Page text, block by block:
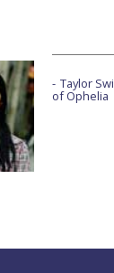
Taylor
of Ophelia